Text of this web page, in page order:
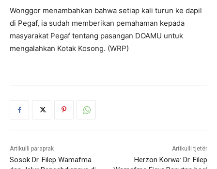
Wonggor menambahkan bahwa setiap kali turun ke dapil
di Pegaf, ia sudah memberikan pemahaman kepada
masyarakat Pegaf tentang pasangan DOAMU untuk
mengalahkan Kotak Kosong. (WRP)
Artikulli paraprak
Sosok Dr. Filep Wamafma
Artikulli tjetër
Herzon Korwa: Dr. Filep